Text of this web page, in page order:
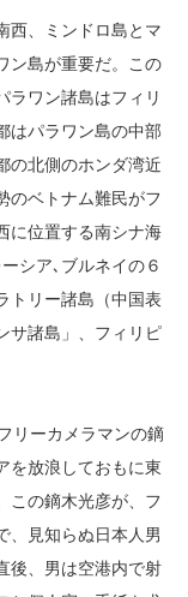
西、ミンドロ島とマ
ン島が重要だ。この
ラワン諸島はフィリ
はパラワン島の中部
の北側のホンダ湾近
のベトナム難民がフ
に位置する南シナ海
シア､ブルネイの６
トリー諸島（中国表
サ諸島」、フィリピ
リーカメラマンの鏑
を放浪しておもに東
この鏑木光彦が、フ
、見知らぬ日本人男
後、男は空港内で射